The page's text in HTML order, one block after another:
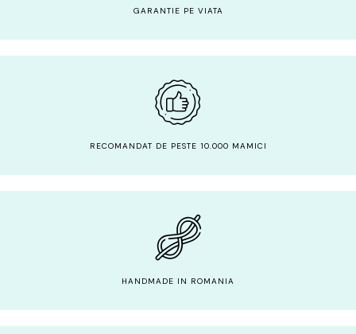
GARANTIE PE VIATA
RECOMANDAT DE PESTE 10.000 MAMICI
HANDMADE IN ROMANIA